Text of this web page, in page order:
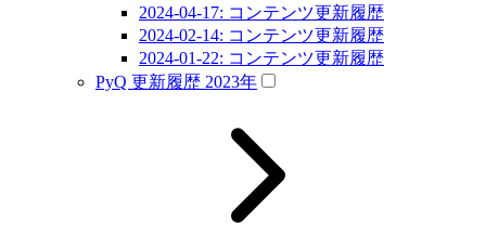
2024-04-17: コンテンツ更新履歴
2024-02-14: コンテンツ更新履歴
2024-01-22: コンテンツ更新履歴
PyQ 更新履歴 2023年